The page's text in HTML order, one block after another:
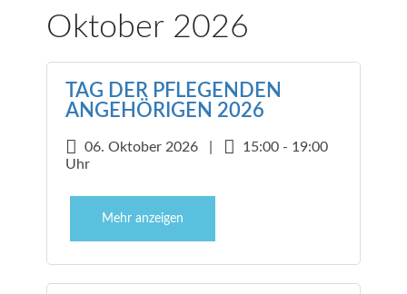
Oktober 2026
TAG DER PFLEGENDEN
ANGEHÖRIGEN 2026
06. Oktober 2026 |
15:00 - 19:00
Uhr
Mehr anzeigen